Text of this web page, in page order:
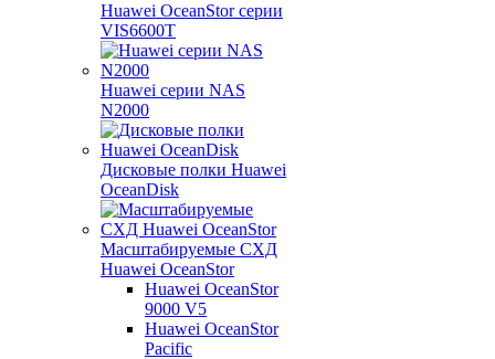
Huawei OceanStor серии
VIS6600T
Huawei серии NAS
N2000
Дисковые полки Huawei
OceanDisk
Масштабируемые СХД
Huawei OceanStor
Huawei OceanStor
9000 V5
Huawei OceanStor
Pacific